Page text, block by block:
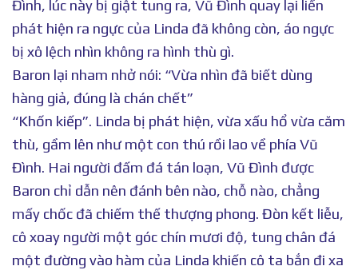
Đình, lúc này bị giật tung ra, Vũ Đình quay lại liền
phát hiện ra ngực của Linda đã không còn, áo ngực
bị xô lệch nhìn không ra hình thù gì.
Baron lại nham nhở nói: “Vừa nhìn đã biết dùng
hàng giả, đúng là chán chết”
“Khốn kiếp”. Linda bị phát hiện, vừa xấu hổ vừa căm
thù, gầm lên như một con thú rồi lao về phía Vũ
Đình. Hai người đấm đá tán loạn, Vũ Đình được
Baron chỉ dẫn nên đánh bên nào, chỗ nào, chẳng
mấy chốc đã chiếm thế thượng phong. Đòn kết liễu,
cô xoay người một góc chín mươi độ, tung chân đá
một đường vào hàm của Linda khiến cô ta bắn đi xa